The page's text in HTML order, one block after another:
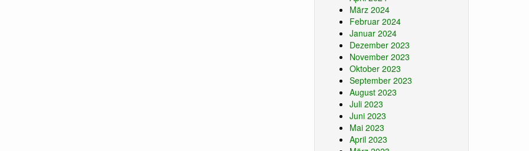
März 2024
Februar 2024
Januar 2024
Dezember 2023
November 2023
Oktober 2023
September 2023
August 2023
Juli 2023
Juni 2023
Mai 2023
April 2023